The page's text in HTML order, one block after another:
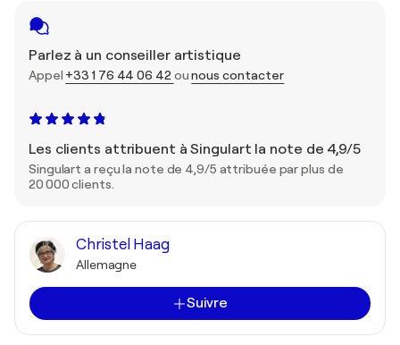
Parlez à un conseiller artistique
Appel +33 1 76 44 06 42 ounous contacter
Les clients attribuent à Singulart la note de 4,9/5
Singulart a reçu la note de 4,9/5 attribuée par plus de
20 000 clients.
Christel Haag
Allemagne
Suivre